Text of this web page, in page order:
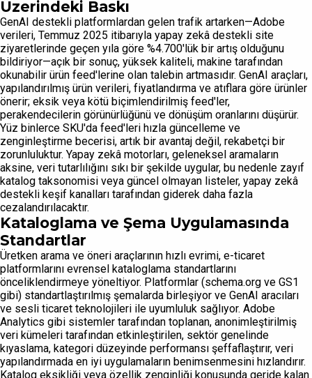
Üzerindeki Baskı
GenAI destekli platformlardan gelen trafik artarken—Adobe
verileri, Temmuz 2025 itibarıyla yapay zekâ destekli site
ziyaretlerinde geçen yıla göre %4.700'lük bir artış olduğunu
bildiriyor—açık bir sonuç, yüksek kaliteli, makine tarafından
okunabilir ürün feed'lerine olan talebin artmasıdır. GenAI araçları,
yapılandırılmış ürün verileri, fiyatlandırma ve atıflara göre ürünler
önerir; eksik veya kötü biçimlendirilmiş feed'ler,
perakendecilerin görünürlüğünü ve dönüşüm oranlarını düşürür.
Yüz binlerce SKU'da feed'leri hızla güncelleme ve
zenginleştirme becerisi, artık bir avantaj değil, rekabetçi bir
zorunluluktur. Yapay zekâ motorları, geleneksel aramaların
aksine, veri tutarlılığını sıkı bir şekilde uygular, bu nedenle zayıf
katalog taksonomisi veya güncel olmayan listeler, yapay zekâ
destekli keşif kanalları tarafından giderek daha fazla
cezalandırılacaktır.
Kataloglama ve Şema Uygulamasında
Standartlar
Üretken arama ve öneri araçlarının hızlı evrimi, e-ticaret
platformlarını evrensel kataloglama standartlarını
önceliklendirmeye yöneltiyor. Platformlar (schema.org ve GS1
gibi) standartlaştırılmış şemalarda birleşiyor ve GenAI aracıları
ve sesli ticaret teknolojileri ile uyumluluk sağlıyor. Adobe
Analytics gibi sistemler tarafından toplanan, anonimleştirilmiş
veri kümeleri tarafından etkinleştirilen, sektör genelinde
kıyaslama, kategori düzeyinde performansı şeffaflaştırır, veri
yapılandırmada en iyi uygulamaların benimsenmesini hızlandırır.
Katalog eksikliği veya özellik zenginliği konusunda geride kalan